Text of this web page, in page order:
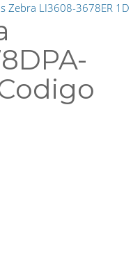
Zebra LI3608-3678ER 1D